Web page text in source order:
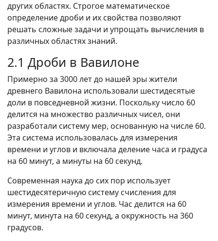
других областях. Строгое математическое
определение дроби и их свойства позволяют
решать сложные задачи и упрощать вычисления в
различных областях знаний.
2.1 Дроби в Вавилоне
Примерно за 3000 лет до нашей эры жители
древнего Вавилона использовали шестидесятые
доли в повседневной жизни. Поскольку число 60
делится на множество различных чисел, они
разработали систему мер, основанную на числе 60.
Эта система использовалась для измерения
времени и углов и включала деление часа и градуса
на 60 минут, а минуты на 60 секунд.
Современная наука до сих пор использует
шестидесятеричную систему счисления для
измерения времени и углов. Час делится на 60
минут, минута на 60 секунд, а окружность на 360
градусов.